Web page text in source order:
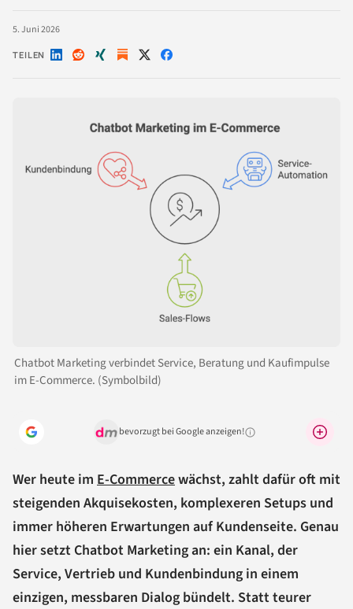
5. Juni 2026
TEILEN Auf Auf Auf Auf Auf
Chatbot Marketing verbindet Service, Beratung und Kaufimpulse
im E-Commerce. (Symbolbild)
bevorzugt bei Google anzeigen!Warum lohnt sich das?
Wer heute im E-Commercewächst, zahlt dafür oft mit
steigenden Akquisekosten, komplexeren Setups und
immer höheren Erwartungen auf Kundenseite. Genau
hier setzt Chatbot Marketing an: ein Kanal, der
Service, Vertrieb und Kundenbindung in einem
einzigen, messbaren Dialog bündelt. Statt teurer